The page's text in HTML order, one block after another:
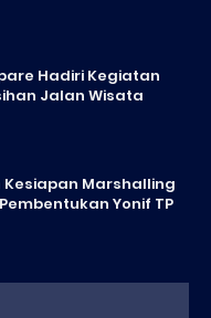
Hadiri Kegiatan
Jalan Wisata
Kesiapan Marshalling
Yonif TP